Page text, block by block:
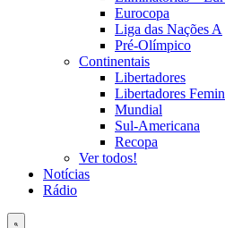
Eurocopa
Liga das Nações A
Pré-Olímpico
Continentais
Libertadores
Libertadores
Mundial
Sul-Americana
Recopa
Ver todos!
Notícias
Rádio